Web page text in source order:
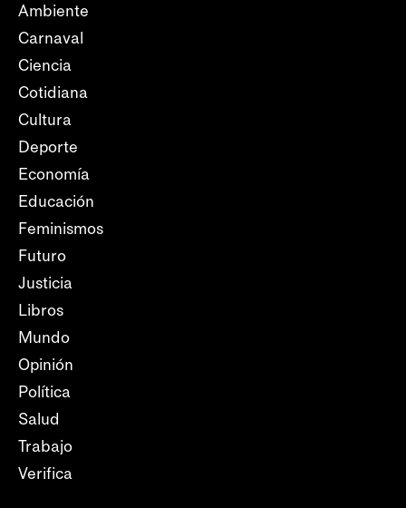
Ambiente
Carnaval
Ciencia
Cotidiana
Cultura
Deporte
Economía
Educación
Feminismos
Futuro
Justicia
Libros
Mundo
Opinión
Política
Salud
Trabajo
Verifica